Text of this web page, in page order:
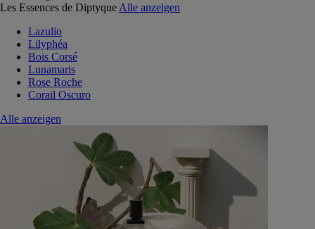
Les Essences de Diptyque Alle anzeigen
Lazulio
Lilyphéa
Bois Corsé
Lunamaris
Rose Roche
Corail Oscuro
Alle anzeigen